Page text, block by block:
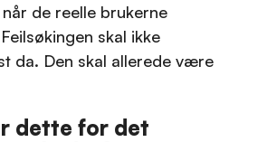
de reelle brukerne
skal ikke
da. Den skal allerede være
dette for det